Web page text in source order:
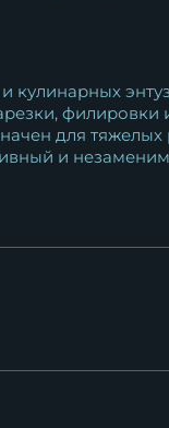
филировки
для тяжелых
и